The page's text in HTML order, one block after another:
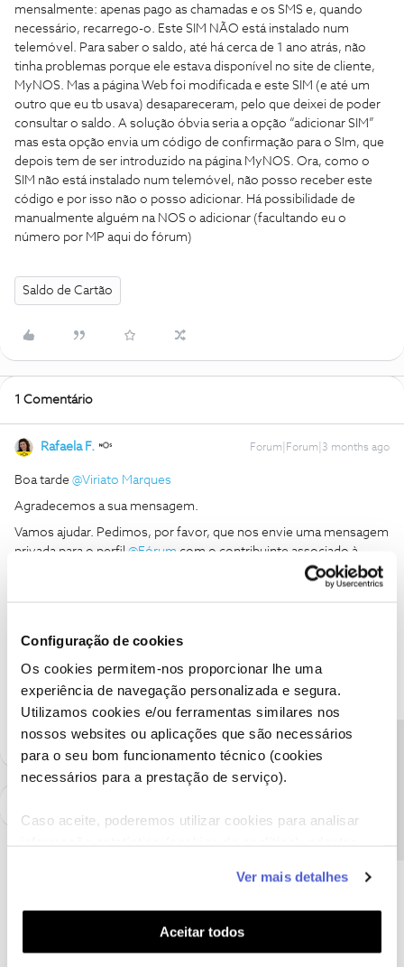
Configuração de cookies
Os cookies permitem-nos proporcionar lhe uma
experiência de navegação personalizada e segura.
Utilizamos cookies e/ou ferramentas similares nos
nossos websites ou aplicações que são necessários
para o seu bom funcionamento técnico (cookies
necessários para a prestação de serviço).
Caso aceite, poderemos utilizar cookies para analisar
funcionalidades (cookies de personalização e
funcionalidade) e adaptar anúncios aos seus interesses
(cookies de publicidade personalizada). Pode gerir a
utilização dos cookies clicando em "Configurar
Ver mais detalhes
Aceitar todos
mensalmente: apenas pago as chamadas e os SMS e, quando
necessário, recarrego-o. Este SIM NÃO está instalado num
telemóvel. Para saber o saldo, até há cerca de 1 ano atrás, não
tinha problemas porque ele estava disponível no site de cliente,
MyNOS. Mas a página Web foi modificada e este SIM (e até um
outro que eu tb usava) desapareceram, pelo que deixei de poder
consultar o saldo. A solução óbvia seria a opção “adicionar SIM”
mas esta opção envia um código de confirmação para o SIm, que
depois tem de ser introduzido na página MyNOS. Ora, como o
SIM não está instalado num telemóvel, não posso receber este
código e por isso não o posso adicionar. Há possibilidade de
manualmente alguém na NOS o adicionar (facultando eu o
número por MP aqui do fórum)
Saldo de Cartão
1 Comentário
Rafaela F. Forum|Forum|3 months ago
Boa tarde ​ @Viriato Marques
Agradecemos a sua mensagem.
Vamos ajudar. Pedimos, por favor, que nos envie uma mensagem
privada para o perfil ​ @Fórum com o contribuinte associado à
Ajude a comunidade a encontrar informação relevante. Marque
como "Melhor Resposta" e faça "Like" nos melhores comentários.
Siga os perfis da moderação, através da opção "Seguir", para estar
sempre a par das últimas novidades.